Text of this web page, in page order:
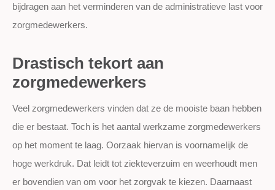
bijdragen aan het verminderen van de administratieve last voor
zorgmedewerkers.
Drastisch tekort aan
zorgmedewerkers
Veel zorgmedewerkers vinden dat ze de mooiste baan hebben
die er bestaat. Toch is het aantal werkzame zorgmedewerkers
op het moment te laag. Oorzaak hiervan is voornamelijk de
hoge werkdruk. Dat leidt tot ziekteverzuim en weerhoudt men
er bovendien van om voor het zorgvak te kiezen. Daarnaast